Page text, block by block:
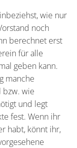
wie nur
noch
berechnet erst
für alle
geben kann.
manche
bzw. wie
und legt
fest. Wenn ihr
habt, könnt ihr,